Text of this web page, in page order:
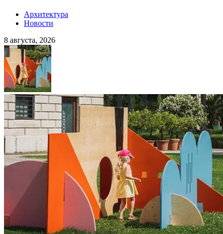
Архитектура
Новости
8 августа, 2026